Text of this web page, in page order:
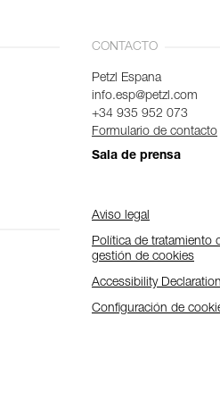
CONTACTO
Petzl Espana
info.esp@petzl.com
+34 935 952 073
Formulario de contacto
Sala de prensa
Aviso legal
Política de tratamiento
gestión de cookies
Accessibility Declaration
Configuración de